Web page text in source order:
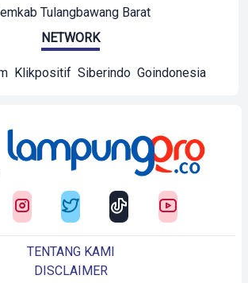
Tulangbawang Barat
NETWORK
Klikpositif Siberindo Goindonesia
TENTANG KAMI
DISCLAIMER